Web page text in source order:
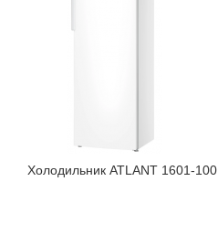
Холодильник ATLANT 1601-100